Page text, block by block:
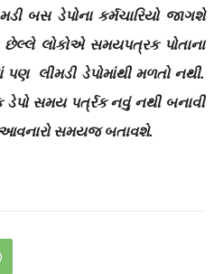
બસ ડેપોના કર્મચારિયો જાગશે
લોકોએ સમયપત્રક પોતાના
લીમડી ડેપોમાંથી મળતો નથી.
ડેપો સમય પર્ત્રક નવું નથી બનાવી
સમયજ બતાવશે.